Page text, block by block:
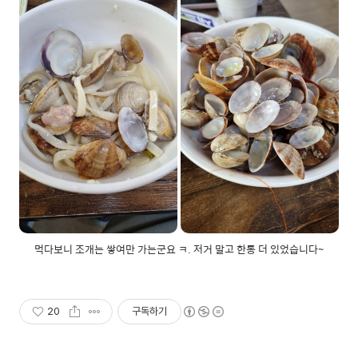
먹다보니 조개는 쌓여만 가는군요 ㅋ. 저거 말고 한통 더 있었습니다~
20 구독하기